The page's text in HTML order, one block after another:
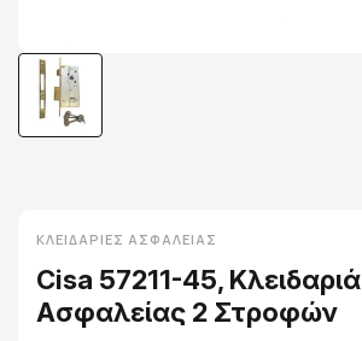
ΚΛΕΙΔΑΡΙΈΣ ΑΣΦΑΛΕΊΑΣ
Cisa 57211-45, Κλειδαριά
Ασφαλείας 2 Στροφών